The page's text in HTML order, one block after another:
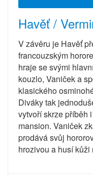
Havěť /
V závěru je Havěť
francouzským
hraje se svými
kouzlo, Vaniček a
klasického
Diváky tak
vytvoří skrze příběh
mansion. Vaniček
prodává svůj
hrozivou a husí